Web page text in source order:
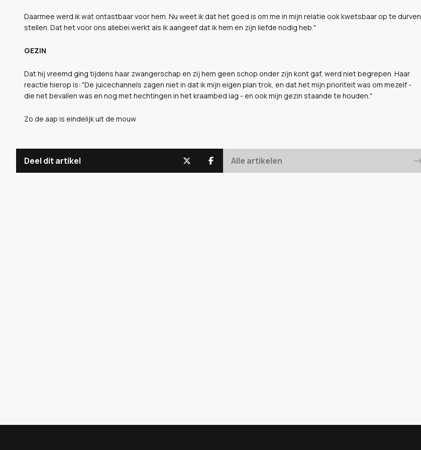
Daarmee werd ik wat ontastbaar voor hem. Nu weet ik dat het goed is om me in mijn relatie ook kwetsbaar op te durven
stellen. Dat het voor ons allebei werkt als ik aangeef dat ik hem en zijn liefde nodig heb."
GEZIN
Dat hij vreemd ging tijdens haar zwangerschap en zij hem geen schop onder zijn kont gaf, werd niet begrepen. Haar
reactie hierop is: "De juicechannels zagen niet in dat ik mijn eigen plan trok, en dat het mijn prioriteit was om mezelf -
die net bevallen was en nog met hechtingen in het kraambed lag - en ook mijn gezin staande te houden."
Zo de aap is eindelijk uit de mouw
Deel dit artikel Alle artikelen